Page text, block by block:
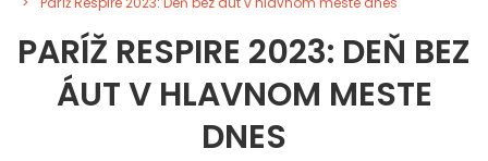
PARÍŽ RESPIRE 2023: DEŇ BEZ
ÁUT V HLAVNOM MESTE
DNES